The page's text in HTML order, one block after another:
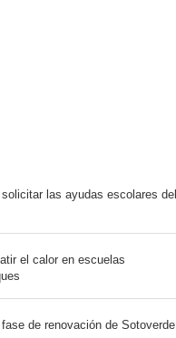
las ayudas escolares del
el calor en escuelas
de renovación de Sotoverde